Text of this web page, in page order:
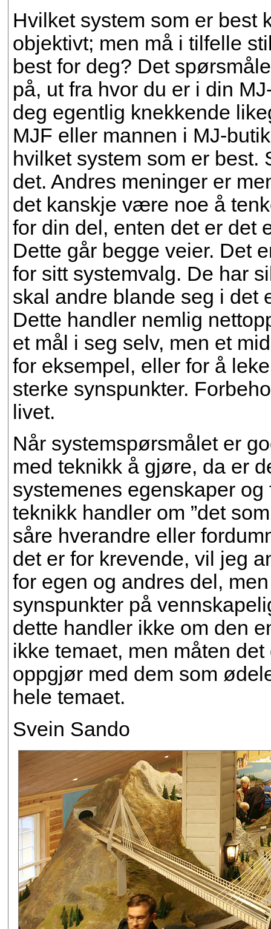
Hvilket system som er best
objektivt; men må i tilfelle
best for deg? Det
på, ut fra hvor du er i din
deg egentlig knekkende
MJF eller mannen i MJ-
hvilket system som er
det. Andres meninger er
det kanskje være noe å
for din del, enten det er det
Dette går begge veier. Det
for sitt systemvalg. De har
skal andre blande seg i det
Dette handler nemlig
et mål i seg selv, men et
for eksempel, eller for å
sterke synspunkter.
livet.
Når systemspørsmålet er
med teknikk å gjøre, da er
systemenes egenskaper
teknikk handler om ”det
såre hverandre eller
det er for krevende, vil jeg
for egen og andres del,
synspunkter på
dette handler ikke om den
ikke temaet, men måten
oppgjør med dem som
hele temaet.
Svein Sando